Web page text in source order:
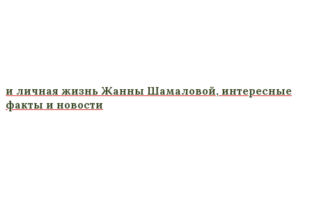
и личная жизнь Жанны Шамаловой, интересные
факты и новости